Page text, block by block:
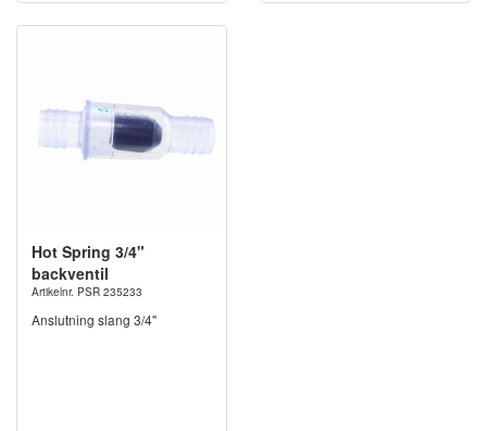
Hot Spring 3/4"
backventil
Artikelnr. PSR 235233
Anslutning slang 3/4"